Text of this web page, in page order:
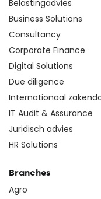
Belastingadvies
Business Solutions
Consultancy
Corporate Finance
Digital Solutions
Due diligence
Internationaal
IT Audit & Assurance
Juridisch advies
HR Solutions
Branches
Agro